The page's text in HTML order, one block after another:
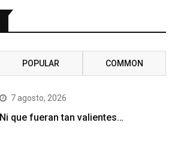
POPULAR COMMON
7 agosto, 2026
Ni que fueran tan valientes…